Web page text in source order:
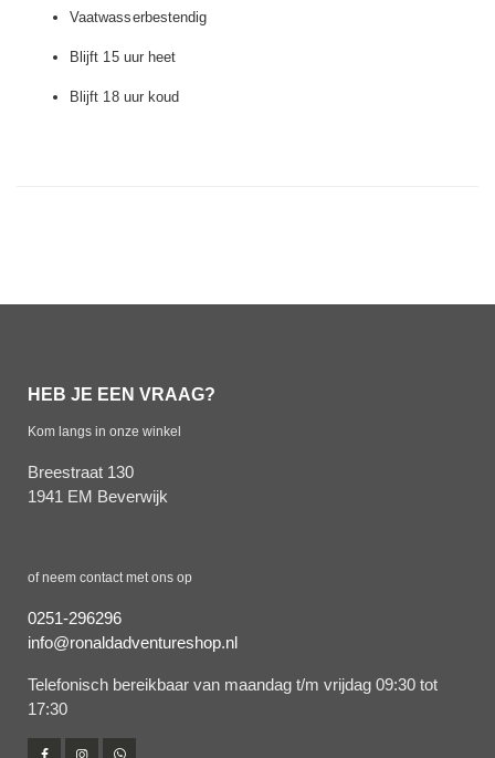
Vaatwasserbestendig
Blijft 15 uur heet
Blijft 18 uur koud
HEB JE EEN VRAAG?
Kom langs in onze winkel
Breestraat 130
1941 EM Beverwijk
of neem contact met ons op
0251-296296
info@ronaldadventureshop.nl
Telefonisch bereikbaar van maandag t/m vrijdag 09:30 tot
17:30